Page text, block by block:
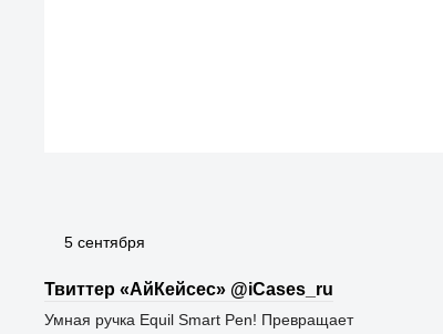
5 сентября
Твиттер «АйКейсес» ‏@iCases_ru
Умная ручка Equil Smart Pen! Превращает